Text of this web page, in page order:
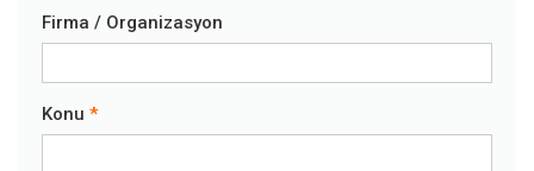
Firma / Organizasyon
Konu